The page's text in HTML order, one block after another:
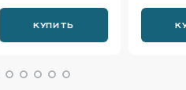
КУПИТЬ